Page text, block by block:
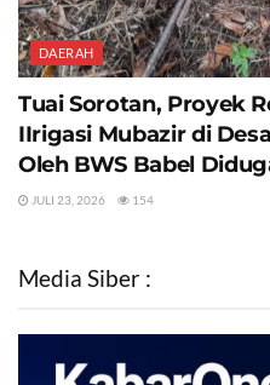
DAERAH
Tuai Sorotan, Proyek
IIrigasi Mubazir di
Oleh BWS Babel
JULI 23, 2026 154
Media Siber :